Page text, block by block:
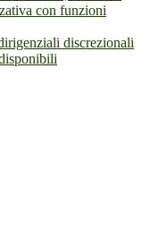
con funzioni
discrezionali